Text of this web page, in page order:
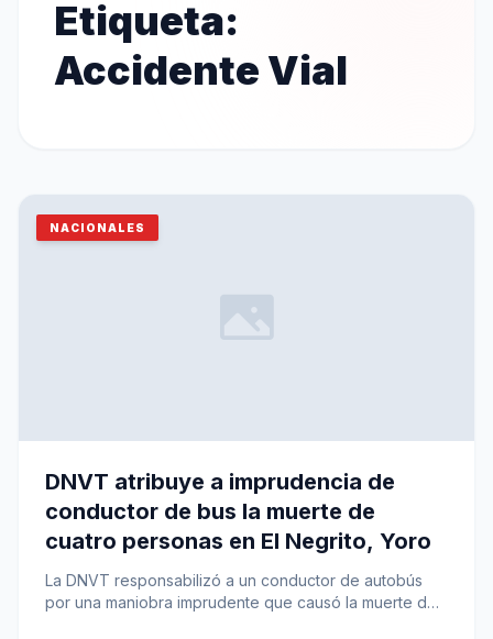
Etiqueta:
Accidente Vial
NACIONALES
DNVT atribuye a imprudencia de
conductor de bus la muerte de
cuatro personas en El Negrito, Yoro
La DNVT responsabilizó a un conductor de autobús
por una maniobra imprudente que causó la muerte de